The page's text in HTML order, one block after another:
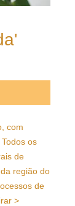
com
os
de
região do
de
>